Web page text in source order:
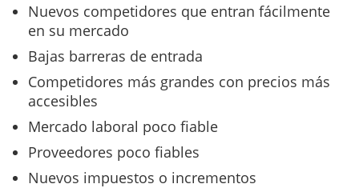
Nuevos competidores que entran fácilmente
en su mercado
Bajas barreras de entrada
Competidores más grandes con precios más
accesibles
Mercado laboral poco fiable
Proveedores poco fiables
Nuevos impuestos o incrementos